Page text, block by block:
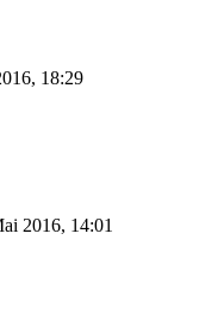
18:29
2016, 14:01